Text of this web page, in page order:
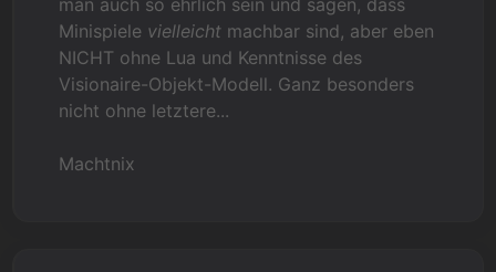
Minispiele vielleicht machbar sind, aber eben
NICHT ohne Lua und Kenntnisse des
Visionaire-Objekt-Modell. Ganz besonders
nicht ohne letztere...
Machtnix